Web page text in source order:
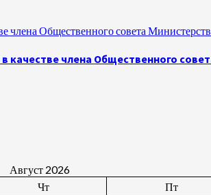
Общественного совета
члена Общественного
Август 2026
Чт Пт